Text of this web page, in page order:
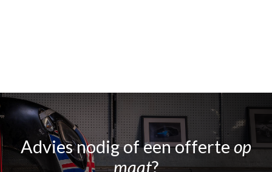
Advies nodig of een offerteop
maat?